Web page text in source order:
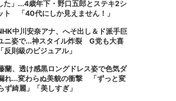
た」...4歳年下・野口五郎とステキ2シ
ト 「40代にしか見えません！」
中川安奈アナ、へそ出し＆ド派手巨
ニ姿で...神スタイル炸裂 G党も大喜
反則級のビジュアル」
蘭、透け感黒ロングドレス姿で色気ダ
れ...変わらぬ美貌の衝撃 「ずっと変
ず綺麗」「美しすぎ」